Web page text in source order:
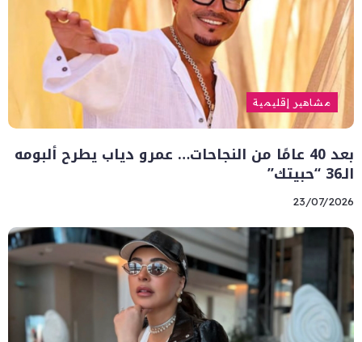
مشاهير إقليمية
بعد 40 عامًا من النجاحات… عمرو دياب يطرح ألبومه
الـ36 “حبيتك”
23/07/2026